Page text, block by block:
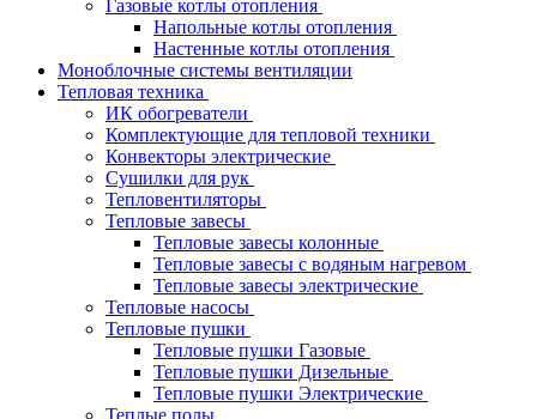
Газовые котлы отопления
Напольные котлы отопления
Настенные котлы отопления
Моноблочные системы вентиляции
Тепловая техника
ИК обогреватели
Комплектующие для тепловой техники
Конвекторы электрические
Сушилки для рук
Тепловентиляторы
Тепловые завесы
Тепловые завесы колонные
Тепловые завесы с водяным нагревом
Тепловые завесы электрические
Тепловые насосы
Тепловые пушки
Тепловые пушки Газовые
Тепловые пушки Дизельные
Тепловые пушки Электрические
Теплые полы